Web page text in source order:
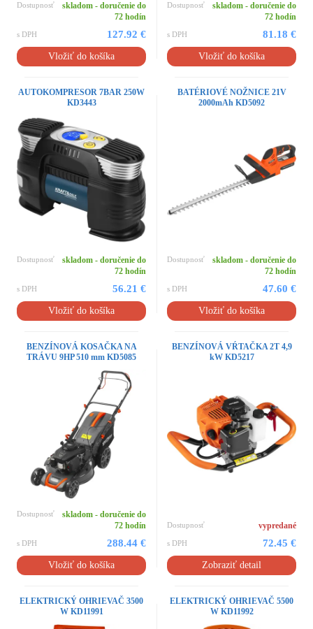
Dostupnosť
skladom - doručenie do
72 hodín
s DPH 127.92 €
Vložiť do košíka
Dostupnosť
skladom - doručenie do
72 hodín
s DPH 81.18 €
Vložiť do košíka
AUTOKOMPRESOR 7BAR 250W
KD3443
Dostupnosť
skladom - doručenie do
72 hodín
s DPH 56.21 €
Vložiť do košíka
BATÉRIOVÉ NOŽNICE 21V
2000mAh KD5092
Dostupnosť
skladom - doručenie do
72 hodín
s DPH 47.60 €
Vložiť do košíka
BENZÍNOVÁ KOSAČKA NA
TRÁVU 9HP 510 mm KD5085
Dostupnosť
skladom - doručenie do
72 hodín
s DPH 288.44 €
Vložiť do košíka
BENZÍNOVÁ VŔTAČKA 2T 4,9
kW KD5217
Dostupnosť vypredané
s DPH 72.45 €
Zobraziť detail
ELEKTRICKÝ OHRIEVAČ 3500
W KD11991
ELEKTRICKÝ OHRIEVAČ 5500
W KD11992